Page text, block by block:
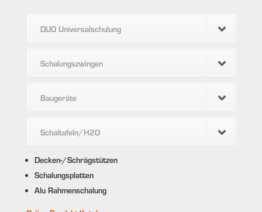
DUO Universalschulung
Schalungszwingen
Baugeräte
Schaltafeln/H2O
Decken-/Schrägstützen
Schalungsplatten
Alu Rahmenschalung